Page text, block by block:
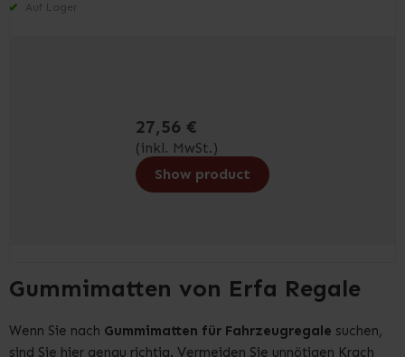
Auf Lager
27,56 €
(inkl. MwSt.)
Show product
Gummimatten von Erfa Regale
Wenn Sie nach Gummimatten für Fahrzeugregale suchen,
sind Sie hier genau richtig. Vermeiden Sie unnötigen Krach